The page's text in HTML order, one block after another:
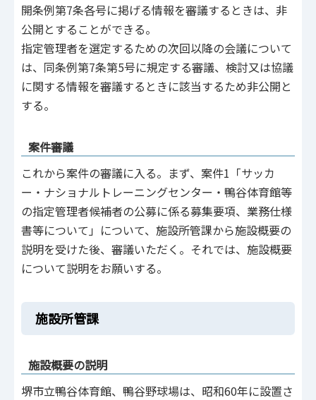
開条例第7条各号に掲げる情報を審議するときは、非
公開とすることができる。
指定管理者を選定するための次回以降の会議について
は、同条例第7条第5号に規定する審議、検討又は協議
に関する情報を審議するときに該当するため非公開と
する。
案件審議
これから案件の審議に入る。まず、案件1「サッカ
ー・ナショナルトレーニングセンター・鴨谷体育館等
の指定管理者候補者の公募に係る募集要項、業務仕様
書等について」について、施設所管課から施設概要の
説明を受けた後、審議いただく。それでは、施設概要
について説明をお願いする。
施設所管課
施設概要の説明
堺市立鴨谷体育館、鴨谷野球場は、昭和60年に設置さ